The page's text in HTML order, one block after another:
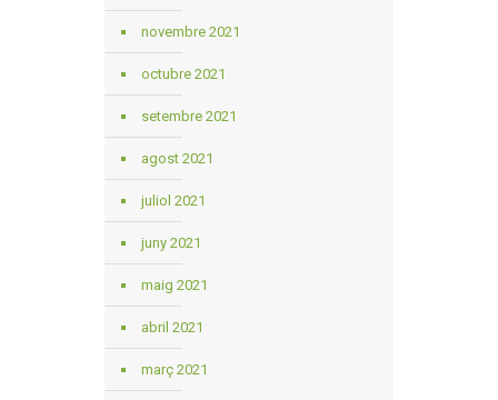
novembre 2021
octubre 2021
setembre 2021
agost 2021
juliol 2021
juny 2021
maig 2021
abril 2021
març 2021